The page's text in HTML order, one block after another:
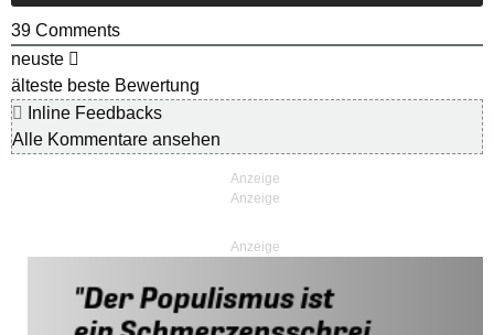
39 Comments
neuste
älteste beste Bewertung
Inline Feedbacks
Alle Kommentare ansehen
Anzeige